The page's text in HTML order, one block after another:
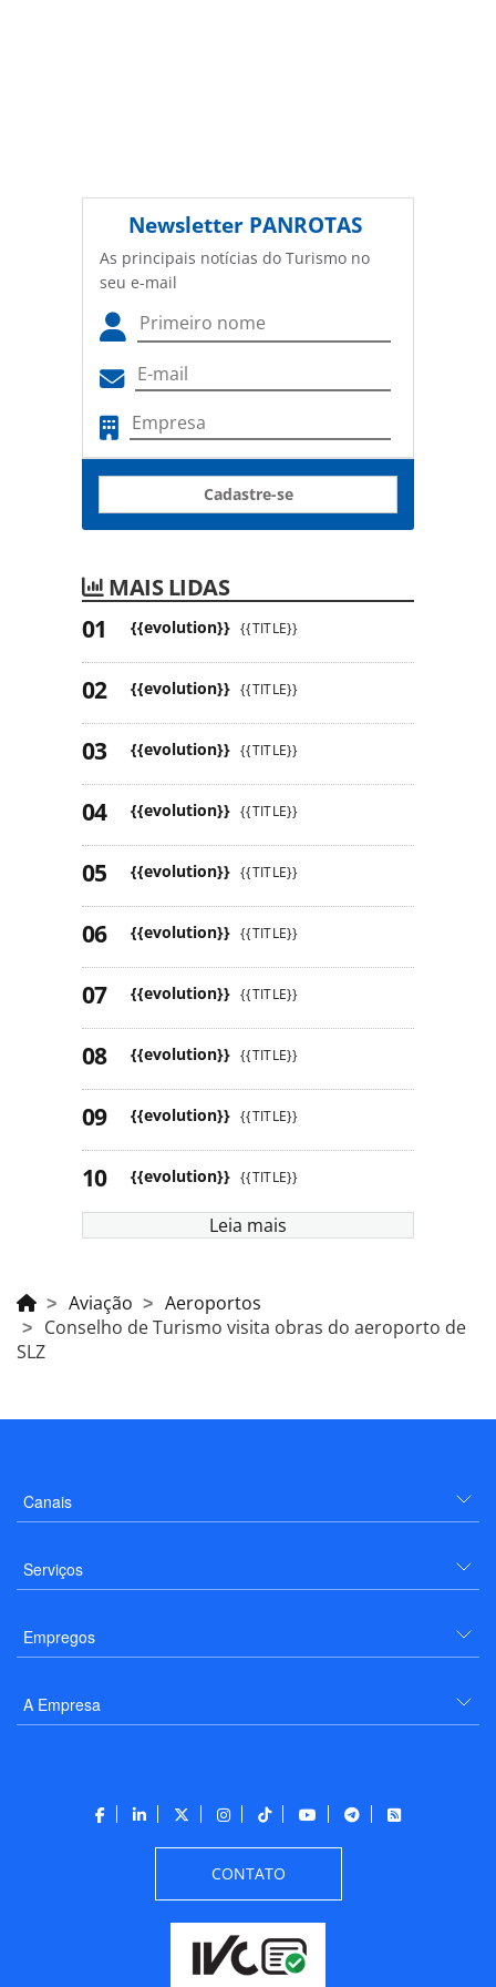
Newsletter PANROTAS
As principais notícias do Turismo no
seu e-mail
Cadastre-se
MAIS LIDAS
{{evolution}} {{TITLE}}
{{evolution}} {{TITLE}}
{{evolution}} {{TITLE}}
{{evolution}} {{TITLE}}
{{evolution}} {{TITLE}}
{{evolution}} {{TITLE}}
{{evolution}} {{TITLE}}
{{evolution}} {{TITLE}}
{{evolution}} {{TITLE}}
{{evolution}} {{TITLE}}
Leia mais
Aviação
Aeroportos
Conselho de Turismo visita obras do aeroporto de
SLZ
Canais
Serviços
Empregos
A Empresa
CONTATO